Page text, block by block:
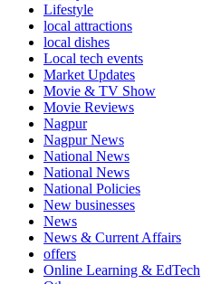
Lifestyle
local attractions
local dishes
Local tech events
Market Updates
Movie & TV Show
Movie Reviews
Nagpur
Nagpur News
National News
National News
National Policies
New businesses
News
News & Current Affairs
offers
Online Learning & EdTech